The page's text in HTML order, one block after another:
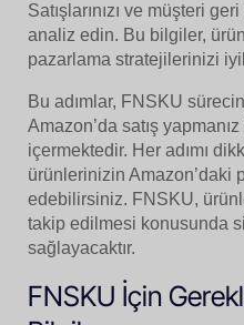
Satışlarınızı ve müşteri
analiz edin. Bu bilgiler, ürün
pazarlama stratejilerinizi
Bu adımlar, FNSKU
Amazon’da satış
içermektedir. Her adımı
ürünlerinizin Amazon’daki
edebilirsiniz. FNSKU,
takip edilmesi konusunda
sağlayacaktır.
FNSKU İçin